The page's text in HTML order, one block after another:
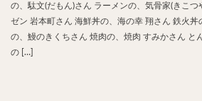
の、駄文(だもん)さん ラーメンの、気骨家(きこつ
ゼン 岩本町さん 海鮮丼の、海の幸 翔さん 鉄火
の、鰻のきくちさん 焼肉の、焼肉 すみかさん と
の […]